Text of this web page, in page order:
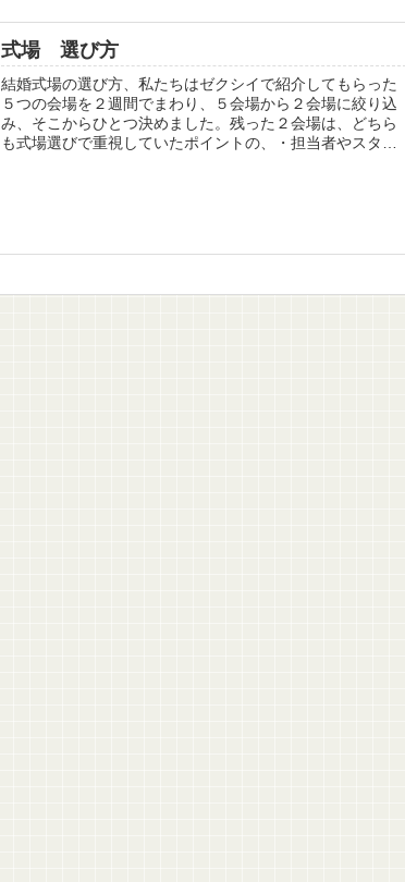
式場 選び方
結婚式場の選び方、私たちはゼクシイで紹介してもらった
５つの会場を２週間でまわり、５会場から２会場に絞り込
み、そこからひとつ決めました。残った２会場は、どちら
も式場選びで重視していたポイントの、・担当者やスタッ